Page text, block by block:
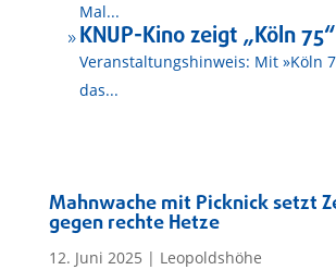
Mal...
9 KNUP-Kino zeigt „Köln
Veranstaltungshinweis: Mit »Köln
das...
Mahnwache mit Picknick setzt
gegen rechte Hetze
12. Juni 2025 | Leopoldshöhe